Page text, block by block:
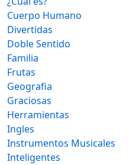
Cuerpo Humano
Divertidas
Doble Sentido
Familia
Frutas
Geografia
Graciosas
Herramientas
Ingles
Instrumentos Musicales
Inteligentes